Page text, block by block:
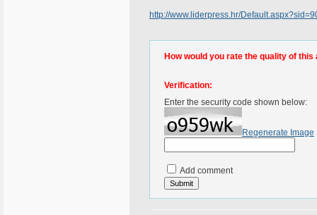
http://www.liderpress.hr/
How would you rate the quality of this
Verification:
Enter the security code shown below:
Regenerate Image
Add comment